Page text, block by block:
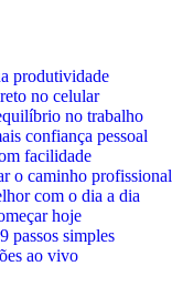
produtividade
no celular
no trabalho
confiança pessoal
facilidade
o caminho profissional
com o dia a dia
hoje
passos simples
ao vivo